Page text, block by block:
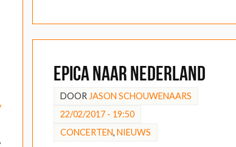
,
Epica naar Nederland
DOOR JASON SCHOUWENAARS
22/02/2017 - 19:50
CONCERTEN, NIEUWS